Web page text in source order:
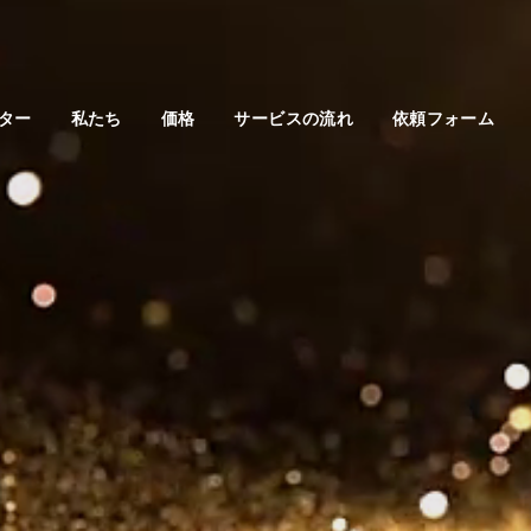
ー 私たち 価格 サービスの流れ 依頼フォーム